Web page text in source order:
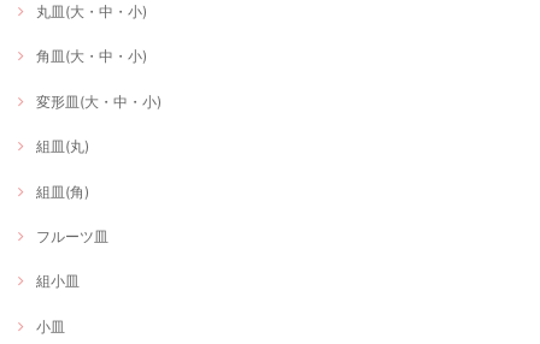
丸皿(大・中・小)
角皿(大・中・小)
変形皿(大・中・小)
組皿(丸)
組皿(角)
フルーツ皿
組小皿
小皿